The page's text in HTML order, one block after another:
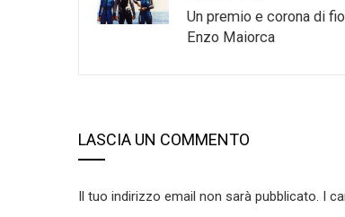
Un premio e corona di
Enzo Maiorca
LASCIA UN COMMENTO
Il tuo indirizzo email non sarà pubblicato. I